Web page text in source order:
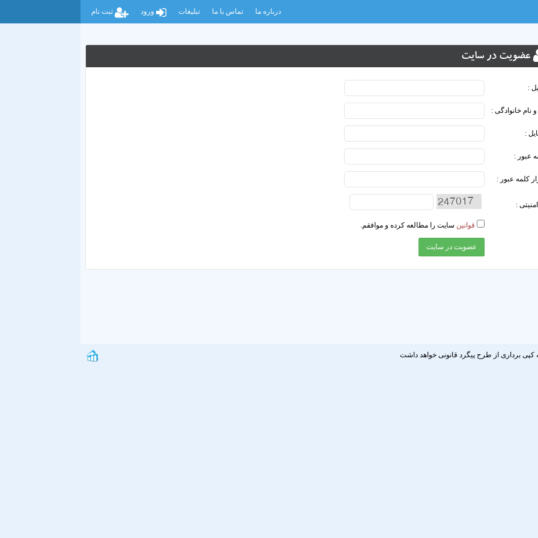
درباره ما تماس با ما تبلیغات ورود ثبت نام
عضویت در سایت
:
و نام خانوادگی :
:
عبور :
کلمه عبور :
:
قوانین سایت را مطالعه کرده و موافقم.
برداری از طرح پیگرد قانونی خواهد داشت